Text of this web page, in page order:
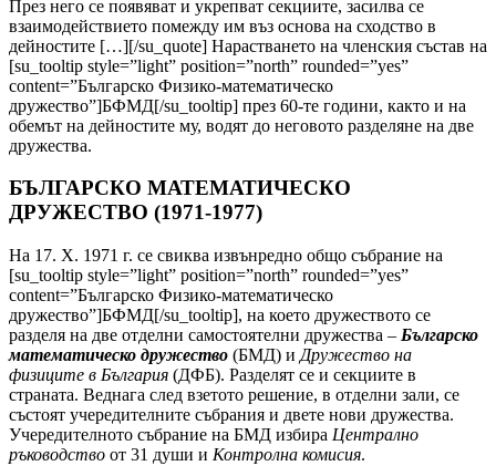
През него се появяват и укрепват секциите, засилва се
взаимодействието помежду им въз основа на сходство в
дейностите […][/su_quote] Нарастването на членския състав на
[su_tooltip style=”light” position=”north” rounded=”yes”
content=”Българско Физико-математическо
дружество”]БФМД[/su_tooltip] през 60-те години, както и на
обемът на дейностите му, водят до неговото разделяне на две
дружества.
БЪЛГАРСКО МАТЕМАТИЧЕСКО
ДРУЖЕСТВО (1971-1977)
На 17. X. 1971 г. се свиква извънредно общо събрание на
[su_tooltip style=”light” position=”north” rounded=”yes”
content=”Българско Физико-математическо
дружество”]БФМД[/su_tooltip], на което дружеството се
разделя на две отделни самостоятелни дружества – Българско
математическо дружество (БМД) и Дружество на
физиците в България (ДФБ). Разделят се и секциите в
страната. Веднага след взетото решение, в отделни зали, се
състоят учередителните събрания и двете нови дружества.
Учередителното събрание на БМД избира Централно
ръководство от 31 души и Контролна комисия.